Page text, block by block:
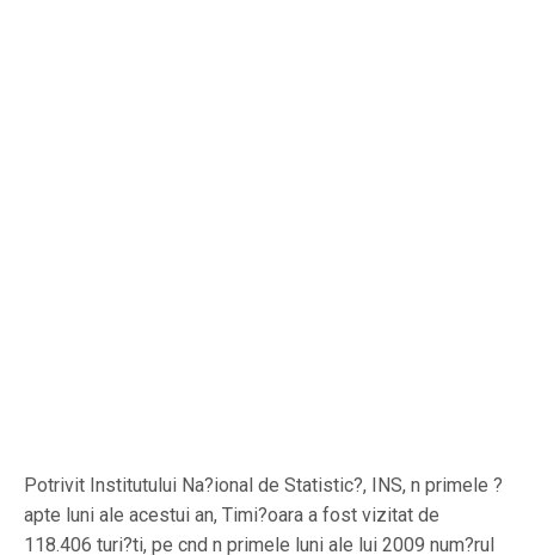
Potrivit Institutului Na?ional de Statistic?, INS, n primele ?
apte luni ale acestui an, Timi?oara a fost vizitat de
118.406 turi?ti, pe cnd n primele luni ale lui 2009 num?rul